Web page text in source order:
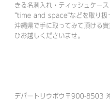
きる名刺入れ・ティッシュケー
”time and space”などを取り扱
沖縄県で手に取ってみて頂ける
ひお越しくださいませ。
デパートリウボウ〒900-8503